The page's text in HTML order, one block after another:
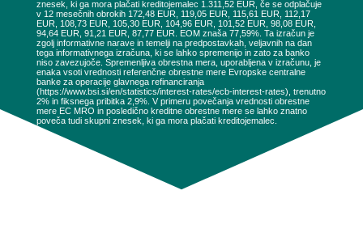
znesek, ki ga mora plačati kreditojemalec 1.311,52 EUR, če se odplačuje
v 12 mesečnih obrokih 172,48 EUR, 119,05 EUR, 115,61 EUR, 112,17
EUR, 108,73 EUR, 105,30 EUR, 104,96 EUR, 101,52 EUR, 98,08 EUR,
94,64 EUR, 91,21 EUR, 87,77 EUR. EOM znaša 77,59%. Ta izračun je
zgolj informativne narave in temelji na predpostavkah, veljavnih na dan
tega informativnega izračuna, ki se lahko spremenijo in zato za banko
niso zavezujoče. Spremenljiva obrestna mera, uporabljena v izračunu, je
enaka vsoti vrednosti referenčne obrestne mere Evropske centralne
banke za operacije glavnega refinanciranja
(https://www.bsi.si/en/statistics/interest-rates/ecb-interest-rates), trenutno
2% in fiksnega pribitka 2,9%. V primeru povečanja vrednosti obrestne
mere EC MRO in posledično kreditne obrestne mere se lahko znatno
poveča tudi skupni znesek, ki ga mora plačati kreditojemalec.